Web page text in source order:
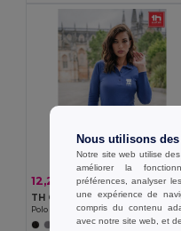
12,25 € 18,27 € -
TH Clothes 30145
Polo à manches longues pour
+5 Couleurs
Nous utilisons
Notre site web utilise
améliorer la
préférences, analyser
une expérience de
compris du contenu
avec notre site web, et